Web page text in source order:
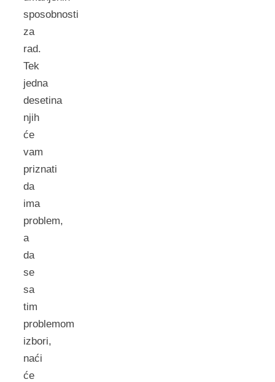
sposobnosti
za
rad.
Tek
jedna
desetina
njih
će
vam
priznati
da
ima
problem,
a
da
se
sa
tim
problemom
izbori,
naći
će